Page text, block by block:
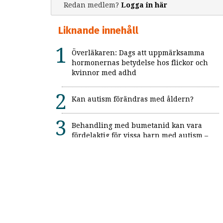
Redan medlem? Logga in här
Liknande innehåll
Överläkaren: Dags att uppmärksamma
hormonernas betydelse hos flickor och
kvinnor med adhd
Kan autism förändras med åldern?
Behandling med bumetanid kan vara
fördelaktig för vissa barn med autism –